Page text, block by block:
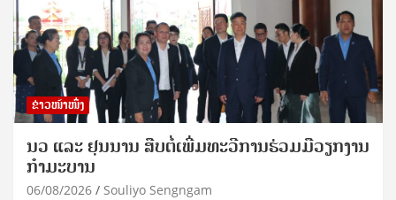
ຂ່າວໜ້າໜຶ່ງ
ນວ ແລະ ຢຸນນານ ສືບຕໍ່ເພີ່ມທະວີການຮ່ວມມືວຽກງານ
ກຳມະບານ
06/08/2026 Souliyo Sengngam